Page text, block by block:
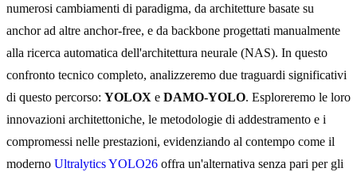
numerosi cambiamenti di paradigma, da architetture basate su
anchor ad altre anchor-free, e da backbone progettati manualmente
alla ricerca automatica dell'architettura neurale (NAS). In questo
confronto tecnico completo, analizzeremo due traguardi significativi
di questo percorso: YOLOX e DAMO-YOLO. Esploreremo le loro
innovazioni architettoniche, le metodologie di addestramento e i
compromessi nelle prestazioni, evidenziando al contempo come il
moderno Ultralytics YOLO26 offra un'alternativa senza pari per gli